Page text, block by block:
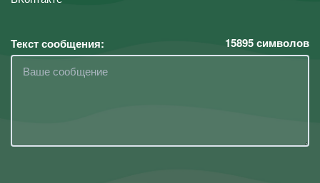
Текст сообщения: 15895символов